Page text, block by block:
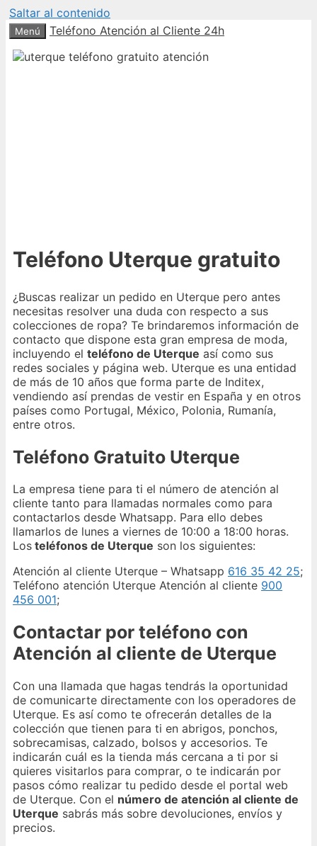
Saltar al contenido
Menú Teléfono Atención al Cliente 24h
Teléfono Uterque gratuito
¿Buscas realizar un pedido en Uterque pero antes
necesitas resolver una duda con respecto a sus
colecciones de ropa? Te brindaremos información de
contacto que dispone esta gran empresa de moda,
incluyendo el teléfono de Uterque así como sus
redes sociales y página web. Uterque es una entidad
de más de 10 años que forma parte de Inditex,
vendiendo así prendas de vestir en España y en otros
países como Portugal, México, Polonia, Rumanía,
entre otros.
Teléfono Gratuito Uterque
La empresa tiene para ti el número de atención al
cliente tanto para llamadas normales como para
contactarlos desde Whatsapp. Para ello debes
llamarlos de lunes a viernes de 10:00 a 18:00 horas.
Los teléfonos de Uterque son los siguientes:
Atención al cliente Uterque – Whatsapp 616 35 42 25;
Teléfono atención Uterque Atención al cliente 900
456 001;
Contactar por teléfono con
Atención al cliente de Uterque
Con una llamada que hagas tendrás la oportunidad
de comunicarte directamente con los operadores de
Uterque. Es así como te ofrecerán detalles de la
colección que tienen para ti en abrigos, ponchos,
sobrecamisas, calzado, bolsos y accesorios. Te
indicarán cuál es la tienda más cercana a ti por si
quieres visitarlos para comprar, o te indicarán por
pasos cómo realizar tu pedido desde el portal web
de Uterque. Con el número de atención al cliente de
Uterque sabrás más sobre devoluciones, envíos y
precios.